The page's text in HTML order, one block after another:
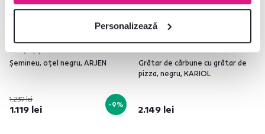
Personalizează
4,7 3
Şemineu, oţel negru, ARJEN
1.239 lei
1.119 lei -9%
Grătar de cărbune cu grătar de
pizza, negru, KARIOL
2.149 lei